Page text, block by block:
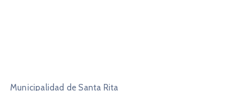
Municipalidad de Santa Rita